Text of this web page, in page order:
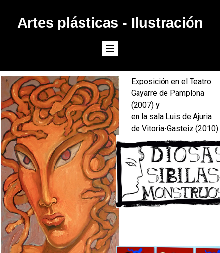
Artes plásticas - Ilustración
Exposición en el Teatro
Gayarre de Pamplona
(2007) y
en la sala Luis de Ajuria
de Vitoria-Gasteiz (2010)